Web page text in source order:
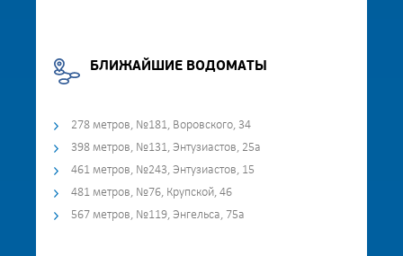
БЛИЖАЙШИЕ ВОДОМАТЫ
278 метров, №181, Воровского, 34
398 метров, №131, Энтузиастов, 25а
461 метров, №243, Энтузиастов, 15
481 метров, №76, Крупской, 46
567 метров, №119, Энгельса, 75а